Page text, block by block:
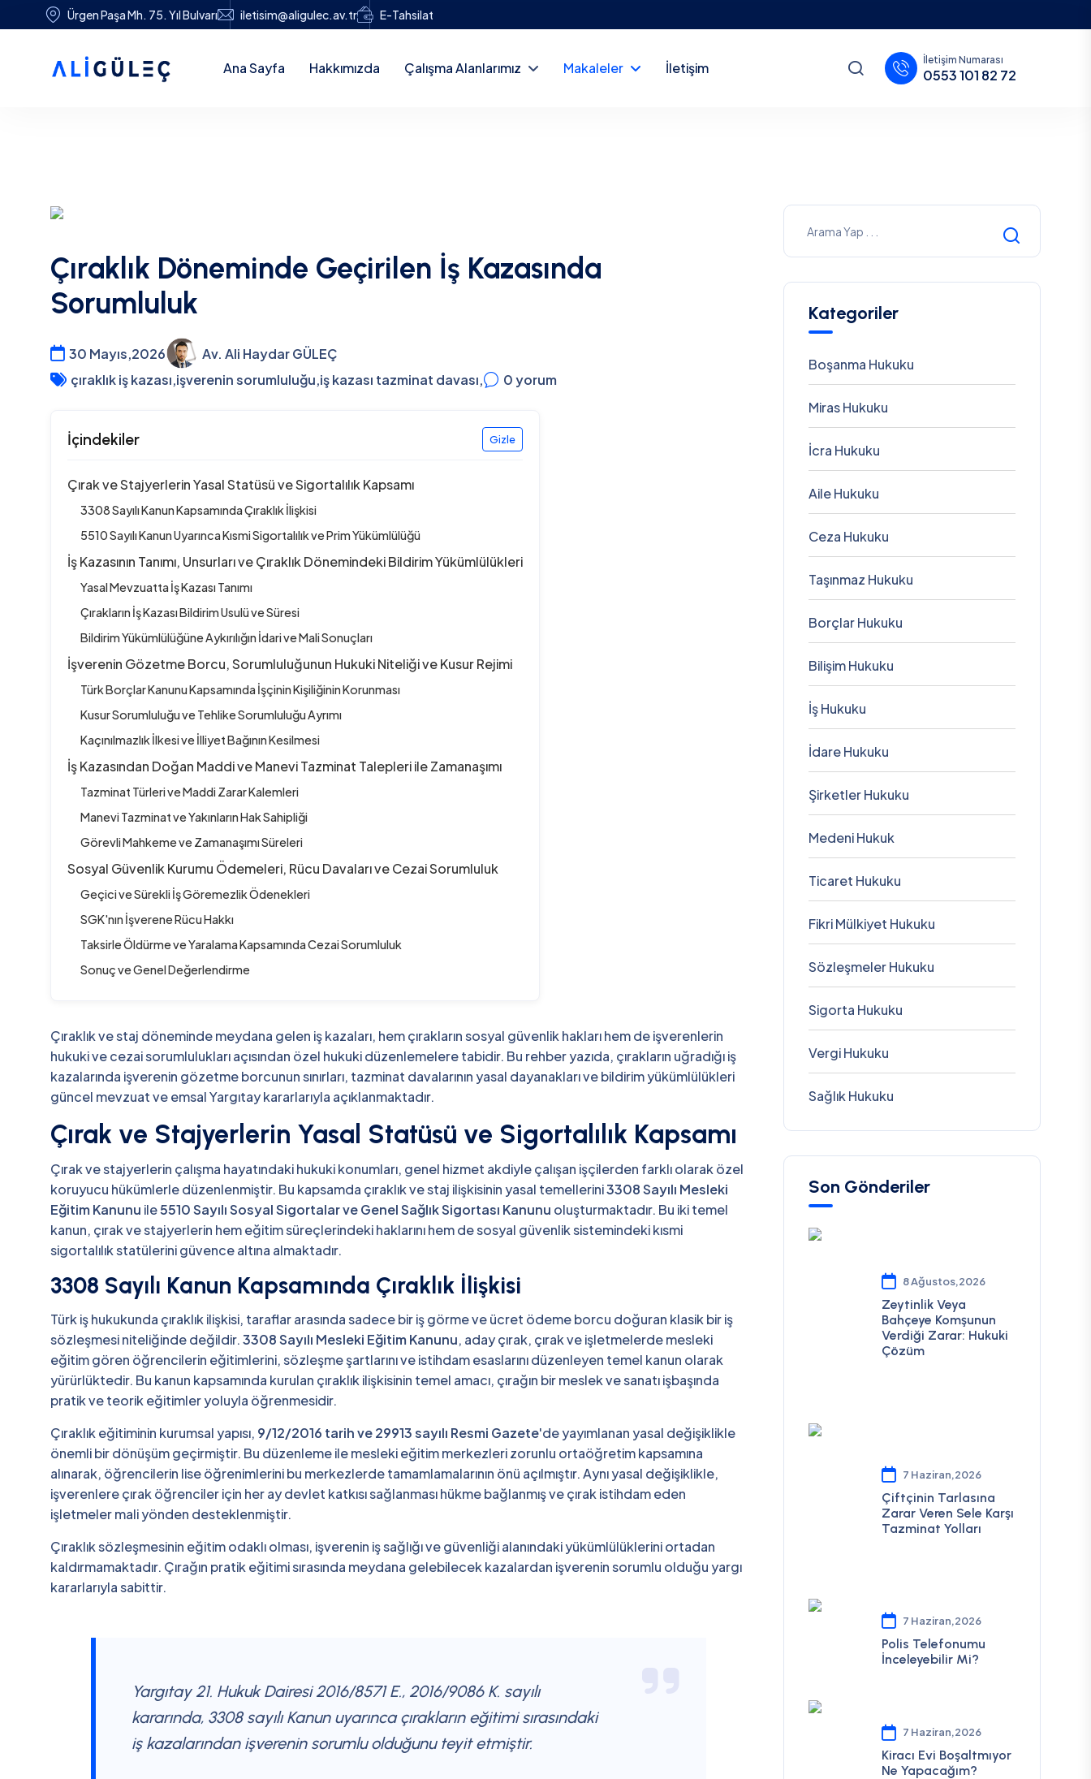
Ürgen Paşa Mh. 75. Yıl Bulvarı iletisim@aligulec.av.tr E-Tahsilat
Ana Sayfa Hakkımızda Çalışma Alanlarımız Makaleler İletişim İletişim Numarası
0553 101 82 72
Çıraklık Döneminde Geçirilen İş Kazasında
Sorumluluk
30 Mayıs,2026
Av. Ali Haydar GÜLEÇ
çıraklık iş kazası,işverenin sorumluluğu,iş kazası tazminat davası, 0yorum
İçindekiler Gizle
Çırak ve Stajyerlerin Yasal Statüsü ve Sigortalılık Kapsamı
3308 Sayılı Kanun Kapsamında Çıraklık İlişkisi
5510 Sayılı Kanun Uyarınca Kısmi Sigortalılık ve Prim Yükümlülüğü
İş Kazasının Tanımı, Unsurları ve Çıraklık Dönemindeki Bildirim Yükümlülükleri
Yasal Mevzuatta İş Kazası Tanımı
Çırakların İş Kazası Bildirim Usulü ve Süresi
Bildirim Yükümlülüğüne Aykırılığın İdari ve Mali Sonuçları
İşverenin Gözetme Borcu, Sorumluluğunun Hukuki Niteliği ve Kusur Rejimi
Türk Borçlar Kanunu Kapsamında İşçinin Kişiliğinin Korunması
Kusur Sorumluluğu ve Tehlike Sorumluluğu Ayrımı
Kaçınılmazlık İlkesi ve İlliyet Bağının Kesilmesi
İş Kazasından Doğan Maddi ve Manevi Tazminat Talepleri ile Zamanaşımı
Tazminat Türleri ve Maddi Zarar Kalemleri
Manevi Tazminat ve Yakınların Hak Sahipliği
Görevli Mahkeme ve Zamanaşımı Süreleri
Sosyal Güvenlik Kurumu Ödemeleri, Rücu Davaları ve Cezai Sorumluluk
Geçici ve Sürekli İş Göremezlik Ödenekleri
SGK'nın İşverene Rücu Hakkı
Taksirle Öldürme ve Yaralama Kapsamında Cezai Sorumluluk
Sonuç ve Genel Değerlendirme
Çıraklık ve staj döneminde meydana gelen iş kazaları, hem çırakların sosyal güvenlik hakları hem de işverenlerin
hukuki ve cezai sorumlulukları açısından özel hukuki düzenlemelere tabidir. Bu rehber yazıda, çırakların uğradığı iş
kazalarında işverenin gözetme borcunun sınırları, tazminat davalarının yasal dayanakları ve bildirim yükümlülükleri
güncel mevzuat ve emsal Yargıtay kararlarıyla açıklanmaktadır.
Çırak ve Stajyerlerin Yasal Statüsü ve Sigortalılık Kapsamı
Çırak ve stajyerlerin çalışma hayatındaki hukuki konumları, genel hizmet akdiyle çalışan işçilerden farklı olarak özel
koruyucu hükümlerle düzenlenmiştir. Bu kapsamda çıraklık ve staj ilişkisinin yasal temellerini3308 Sayılı Mesleki
Eğitim Kanunu ile5510 Sayılı Sosyal Sigortalar ve Genel Sağlık Sigortası Kanunu oluşturmaktadır. Bu iki temel
kanun, çırak ve stajyerlerin hem eğitim süreçlerindeki haklarını hem de sosyal güvenlik sistemindeki kısmi
sigortalılık statülerini güvence altına almaktadır.
3308 Sayılı Kanun Kapsamında Çıraklık İlişkisi
Türk iş hukukunda çıraklık ilişkisi, taraflar arasında sadece bir iş görme ve ücret ödeme borcu doğuran klasik bir iş
sözleşmesi niteliğinde değildir.3308 Sayılı Mesleki Eğitim Kanunu, aday çırak, çırak ve işletmelerde mesleki
eğitim gören öğrencilerin eğitimlerini, sözleşme şartlarını ve istihdam esaslarını düzenleyen temel kanun olarak
yürürlüktedir. Bu kanun kapsamında kurulan çıraklık ilişkisinin temel amacı, çırağın bir meslek ve sanatı işbaşında
pratik ve teorik eğitimler yoluyla öğrenmesidir.
Çıraklık eğitiminin kurumsal yapısı, 9/12/2016 tarih ve 29913 sayılı Resmi Gazete'de yayımlanan yasal değişiklikle
önemli bir dönüşüm geçirmiştir. Bu düzenleme ile mesleki eğitim merkezleri zorunlu ortaöğretim kapsamına
alınarak, öğrencilerin lise öğrenimlerini bu merkezlerde tamamlamalarının önü açılmıştır. Aynı yasal değişiklikle,
işverenlere çırak öğrenciler için her ay devlet katkısı sağlanması hükme bağlanmış ve çırak istihdam eden
işletmeler mali yönden desteklenmiştir.
Çıraklık sözleşmesinin eğitim odaklı olması, işverenin iş sağlığı ve güvenliği alanındaki yükümlülüklerini ortadan
kaldırmamaktadır. Çırağın pratik eğitimi sırasında meydana gelebilecek kazalardan işverenin sorumlu olduğu yargı
kararlarıyla sabittir.
Yargıtay 21. Hukuk Dairesi 2016/8571 E., 2016/9086 K. sayılı
kararında, 3308 sayılı Kanun uyarınca çırakların eğitimi sırasındaki
iş kazalarından işverenin sorumlu olduğunu teyit etmiştir.
Kategoriler
Boşanma Hukuku
Miras Hukuku
İcra Hukuku
Aile Hukuku
Ceza Hukuku
Taşınmaz Hukuku
Borçlar Hukuku
Bilişim Hukuku
İş Hukuku
İdare Hukuku
Şirketler Hukuku
Medeni Hukuk
Ticaret Hukuku
Fikri Mülkiyet Hukuku
Sözleşmeler Hukuku
Sigorta Hukuku
Vergi Hukuku
Sağlık Hukuku
Son Gönderiler
8 Ağustos,2026
Zeytinlik Veya
Bahçeye Komşunun
Verdiği Zarar: Hukuki
Çözüm
7 Haziran,2026
Çiftçinin Tarlasına
Zarar Veren Sele Karşı
Tazminat Yolları
7 Haziran,2026
Polis Telefonumu
İnceleyebilir Mi?
7 Haziran,2026
Kiracı Evi Boşaltmıyor
Ne Yapacağım?